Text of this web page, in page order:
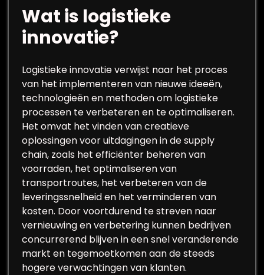
Wat is logistieke
innovatie?
Logistieke innovatie verwijst naar het proces
van het implementeren van nieuwe ideeën,
technologieën en methoden om logistieke
processen te verbeteren en te optimaliseren.
Het omvat het vinden van creatieve
oplossingen voor uitdagingen in de supply
chain, zoals het efficiënter beheren van
voorraden, het optimaliseren van
transportroutes, het verbeteren van de
leveringssnelheid en het verminderen van
kosten. Door voortdurend te streven naar
vernieuwing en verbetering kunnen bedrijven
concurrerend blijven in een snel veranderende
markt en tegemoetkomen aan de steeds
hogere verwachtingen van klanten.